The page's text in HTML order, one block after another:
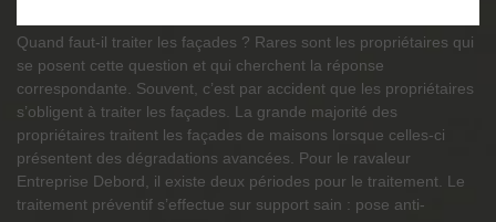
Quand faut-il traiter les façades ? Rares sont les propriétaires qui
se posent cette question et qui cherchent la réponse
correspondante. Souvent, c’est par accident que les propriétaires
s’obligent à traiter les façades. La grande majorité des
propriétaires traitent les façades de maisons lorsque celles-ci
présentent des dégradations avancées. Pour le ravaleur
Entreprise Debord, il existe deux périodes pour le traitement. Le
traitement préventif s’effectue sur support sain : pose anti-